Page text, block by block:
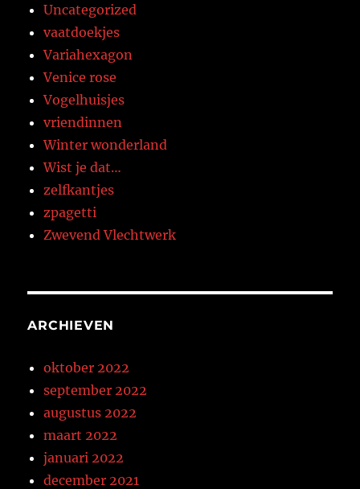
Uncategorized
vaatdoekjes
Variahexagon
Venice rose
Vogelhuisjes
vriendinnen
Winter wonderland
Wist je dat…
zelfkantjes
zpagetti
Zwevend Vlechtwerk
ARCHIEVEN
oktober 2022
september 2022
augustus 2022
maart 2022
januari 2022
december 2021